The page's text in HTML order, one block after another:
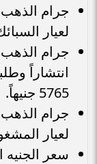
لعيار السبائك
انتشاراً
5765 جنيهاً.
لعيار المشغولات
سعر الجنيه